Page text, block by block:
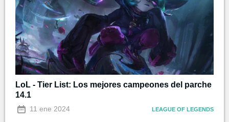
LoL - Tier List: Los mejores campeones del parche
14.1
11 ene 2024 LEAGUE OF LEGENDS